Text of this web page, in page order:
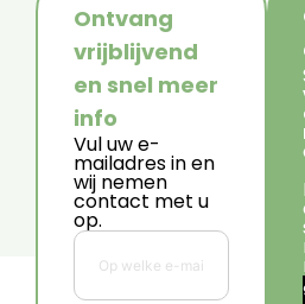
Ontvang
vrijblijvend
en snel meer
info
Vul uw e-
mailadres in en
wij nemen
contact met u
op.